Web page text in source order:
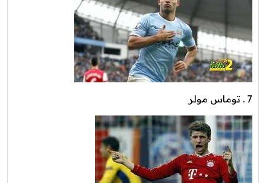
7 . توماس مولر